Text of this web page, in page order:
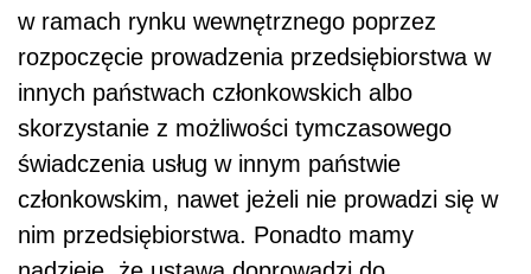
w ramach rynku wewnętrznego poprzez
rozpoczęcie prowadzenia przedsiębiorstwa w
innych państwach członkowskich albo
skorzystanie z możliwości tymczasowego
świadczenia usług w innym państwie
członkowskim, nawet jeżeli nie prowadzi się w
nim przedsiębiorstwa. Ponadto mamy